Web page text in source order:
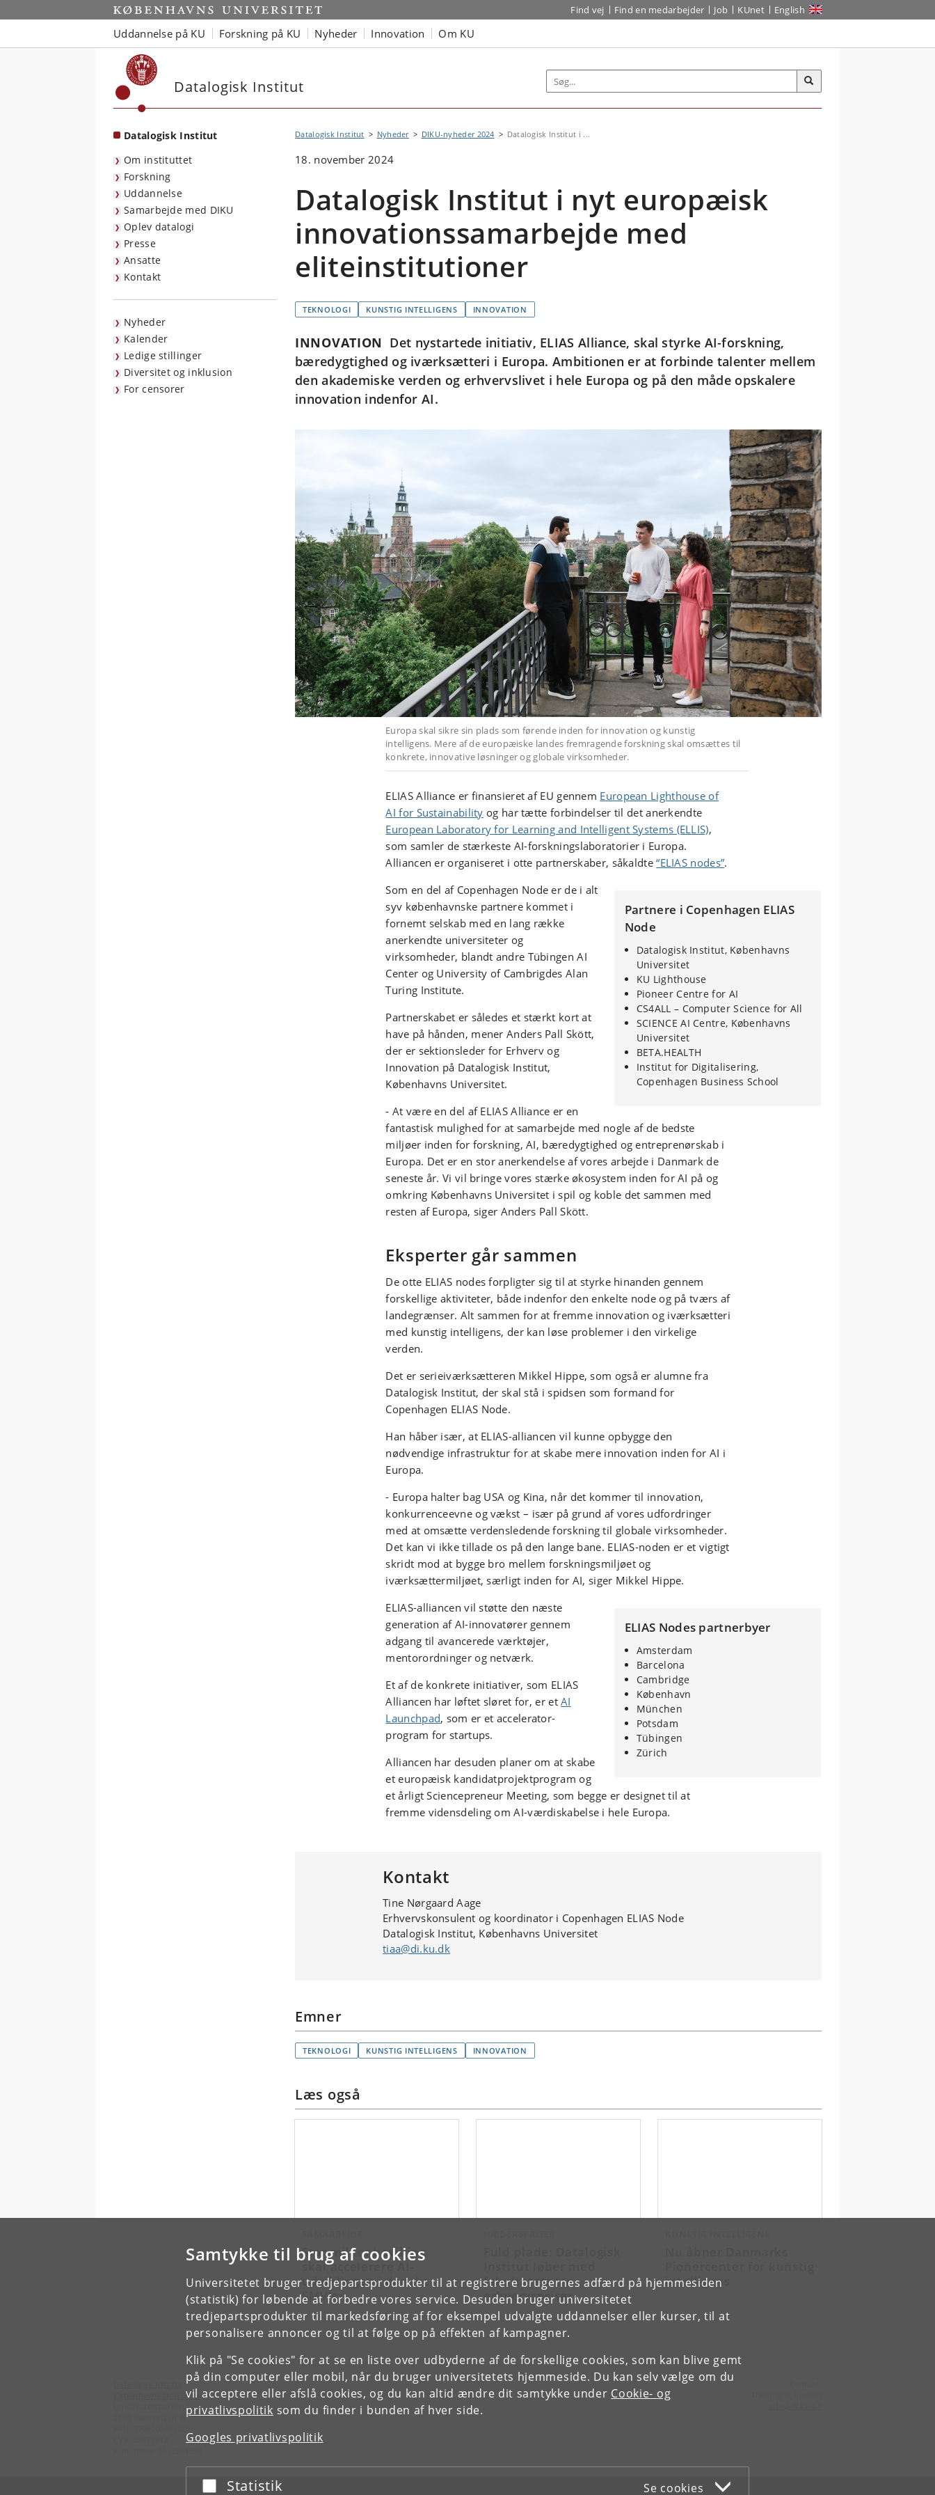
Samtykke til brug af cookies
Universitetet bruger tredjepartsprodukter til at registrere brugernes adfærd på hjemmesiden
(statistik) for løbende at forbedre vores service. Desuden bruger universitetet
tredjepartsprodukter til markedsføring af for eksempel udvalgte uddannelser eller kurser, til at
personalisere annoncer og til at følge op på effekten af kampagner.
Klik på "Se cookies" for at se en liste over udbyderne af de forskellige cookies, som kan blive gemt
på din computer eller mobil, når du bruger universitetets hjemmeside. Du kan selv vælge om du
vil acceptere eller afslå cookies, og du kan altid ændre dit samtykke under Cookie- og
privatlivspolitik som du finder i bunden af hver side.
Googles privatlivspolitik
Acceptér eller afslå
Statistik Se cookies
Start Find vej Find en medarbejder Job KUnet English
Uddannelse på KU Forskning på KU Nyheder Innovation Om KU
Datalogisk Institut
Datalogisk Institut
Om instituttet
Forskning
Uddannelse
Samarbejde med DIKU
Oplev datalogi
Presse
Ansatte
Kontakt
Nyheder
Kalender
Ledige stillinger
Diversitet og inklusion
For censorer
Datalogisk Institut Nyheder DIKU-nyheder 2024 Datalogisk Institut i ...
18. november 2024
Datalogisk Institut i nyt europæisk
innovationssamarbejde med
eliteinstitutioner
TEKNOLOGI KUNSTIG INTELLIGENS INNOVATION
INNOVATION Det nystartede initiativ, ELIAS Alliance, skal styrke AI-forskning,
bæredygtighed og iværksætteri i Europa. Ambitionen er at forbinde talenter mellem
den akademiske verden og erhvervslivet i hele Europa og på den måde opskalere
innovation indenfor AI.
Europa skal sikre sin plads som førende inden for innovation og kunstig
intelligens. Mere af de europæiske landes fremragende forskning skal omsættes til
konkrete, innovative løsninger og globale virksomheder.
ELIAS Alliance er finansieret af EU gennem European Lighthouse of
AI for Sustainability og har tætte forbindelser til det anerkendte
European Laboratory for Learning and Intelligent Systems (ELLIS),
som samler de stærkeste AI-forskningslaboratorier i Europa.
Alliancen er organiseret i otte partnerskaber, såkaldte“ELIAS nodes”.
Partnere i Copenhagen ELIAS
Node
Datalogisk Institut, Københavns
Universitet
KU Lighthouse
Pioneer Centre for AI
CS4ALL – Computer Science for All
SCIENCE AI Centre, Københavns
Universitet
BETA.HEALTH
Institut for Digitalisering,
Copenhagen Business School
Som en del af Copenhagen Node er de i alt
syv københavnske partnere kommet i
fornemt selskab med en lang række
anerkendte universiteter og
virksomheder, blandt andre Tübingen AI
Center og University of Cambrigdes Alan
Turing Institute.
Partnerskabet er således et stærkt kort at
have på hånden, mener Anders Pall Skött,
der er sektionsleder for Erhverv og
Innovation på Datalogisk Institut,
Københavns Universitet.
- At være en del af ELIAS Alliance er en
fantastisk mulighed for at samarbejde med nogle af de bedste
miljøer inden for forskning, AI, bæredygtighed og entreprenørskab i
Europa. Det er en stor anerkendelse af vores arbejde i Danmark de
seneste år. Vi vil bringe vores stærke økosystem inden for AI på og
omkring Københavns Universitet i spil og koble det sammen med
resten af Europa, siger Anders Pall Skött.
Eksperter går sammen
De otte ELIAS nodes forpligter sig til at styrke hinanden gennem
forskellige aktiviteter, både indenfor den enkelte node og på tværs af
landegrænser. Alt sammen for at fremme innovation og iværksætteri
med kunstig intelligens, der kan løse problemer i den virkelige
verden.
Det er serieiværksætteren Mikkel Hippe, som også er alumne fra
Datalogisk Institut, der skal stå i spidsen som formand for
Copenhagen ELIAS Node.
Han håber især, at ELIAS-alliancen vil kunne opbygge den
nødvendige infrastruktur for at skabe mere innovation inden for AI i
Europa.
- Europa halter bag USA og Kina, når det kommer til innovation,
konkurrenceevne og vækst – især på grund af vores udfordringer
med at omsætte verdensledende forskning til globale virksomheder.
Det kan vi ikke tillade os på den lange bane. ELIAS-noden er et vigtigt
skridt mod at bygge bro mellem forskningsmiljøet og
iværksættermiljøet, særligt inden for AI, siger Mikkel Hippe.
ELIAS Nodes partnerbyer
Amsterdam
Barcelona
Cambridge
København
München
Potsdam
Tübingen
Zürich
ELIAS-alliancen vil støtte den næste
generation af AI-innovatører gennem
adgang til avancerede værktøjer,
mentorordninger og netværk.
Et af de konkrete initiativer, som ELIAS
Alliancen har løftet sløret for, er etAI
Launchpad, som er et accelerator-
program for startups.
Alliancen har desuden planer om at skabe
et europæisk kandidatprojektprogram og
et årligt Sciencepreneur Meeting, som begge er designet til at
fremme vidensdeling om AI-værdiskabelse i hele Europa.
Kontakt
Tine Nørgaard Aage
Erhvervskonsulent og koordinator i Copenhagen ELIAS Node
Datalogisk Institut, Københavns Universitet
tiaa@di.ku.dk
Emner
TEKNOLOGI KUNSTIG INTELLIGENS INNOVATION
Læs også
Stor millionbevilling
skal accelerere AI-
udviklingen i danske
SMV’er
fakultetets tre
erhvervspriser
intelligens
Københavns Universitet
Universitetsparken 5